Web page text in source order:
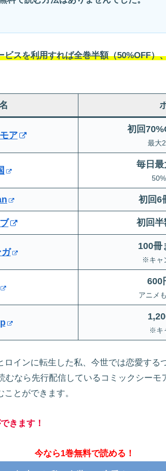
ビスを利用すれば全巻半額（50%OFF）
ア
初回
最大
毎日最
初回6
初回半
100冊
※キャ
600
アニメ
※キ
ロインに転生した私、今世では恋愛する
むなら先行配信しているコミックシー
とができます。
きます！
今なら1巻無料で読める！